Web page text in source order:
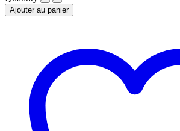
Ajouter au panier